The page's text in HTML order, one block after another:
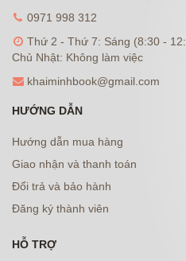
0971 998 312
Thứ 2 - Thứ 7: Sáng (8:30 -
Chủ Nhật: Không làm việc
khaiminhbook@gmail.com
HƯỚNG DẪN
Hướng dẫn mua hàng
Giao nhận và thanh toán
Đổi trả và bảo hành
Đăng ký thành viên
HỖ TRỢ